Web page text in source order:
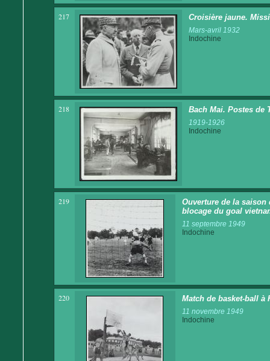
217 Croisière jaune.
Mars-avril 1932
Indochine
218 Bach Mai. Postes de
1919-1926
Indochine
219
Ouverture de la saison
blocage du goal
11 septembre 1949
Indochine
220 Match de basket-ball à
11 novembre 1949
Indochine